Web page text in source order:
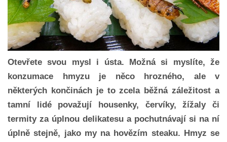
Otevřete svou mysl i ústa. Možná si myslíte, že
konzumace hmyzu je něco hrozného, ale v
některých končinách je to zcela běžná záležitost a
tamní lidé považují housenky, červíky, žížaly či
termity za úplnou delikatesu a pochutnávají si na ní
úplně stejně, jako my na hovězím steaku. Hmyz se